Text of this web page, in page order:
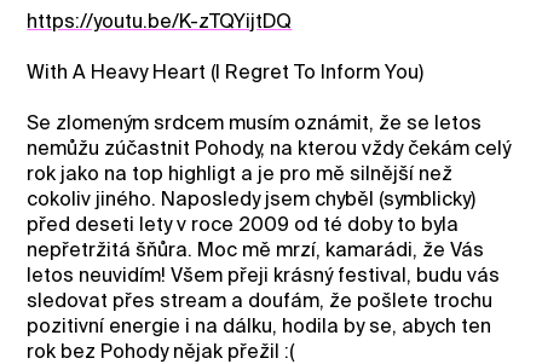
https://youtu.be/K-zTQYijtDQ
With A Heavy Heart (I Regret To Inform You)
Se zlomeným srdcem musím oznámit, že se letos
nemůžu zúčastnit Pohody, na kterou vždy čekám celý
rok jako na top highligt a je pro mě silnější než
cokoliv jiného. Naposledy jsem chyběl (symblicky)
před deseti lety v roce 2009 od té doby to byla
nepřetržitá šňůra. Moc mě mrzí, kamarádi, že Vás
letos neuvidím! Všem přeji krásný festival, budu vás
sledovat přes stream a doufám, že pošlete trochu
pozitivní energie i na dálku, hodila by se, abych ten
rok bez Pohody nějak přežil :(